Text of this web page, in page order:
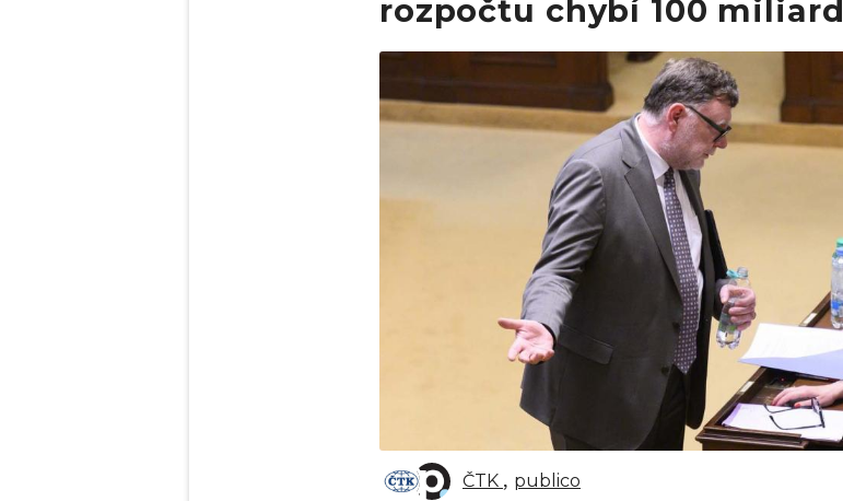
rozpočtu chybí 100 miliard
Obrázek
ČTK publico